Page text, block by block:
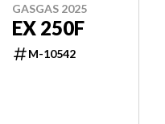
GASGAS 2025
EX 250F
M-10542